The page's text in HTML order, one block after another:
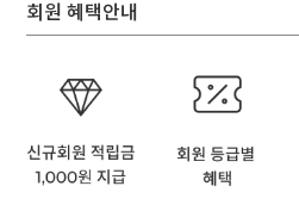
회원 혜택안내